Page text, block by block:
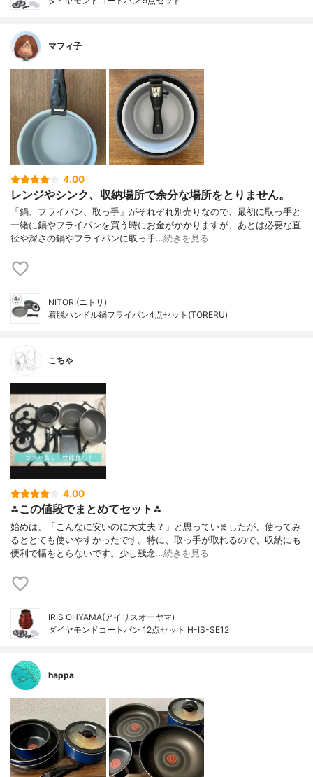
マフィ子
4.00
レンジやシンク、収納場所で余分な場所をとりません。
「鍋、フライパン、取っ手」がそれぞれ別売りなので、最初に取っ手と
一緒に鍋やフライパンを買う時にお金がかかりますが、あとは必要な直
径や深さの鍋やフライパンに取っ手…続きを見る
NITORI(ニトリ)
着脱ハンドル鍋フライパン4点セット(TORERU)
こちゃ
4.00
⁂この値段でまとめてセット⁂
始めは、「こんなに安いのに大丈夫？」と思っていましたが、使ってみ
るととても使いやすかったです。特に、取っ手が取れるので、収納にも
便利で幅をとらないです。少し残念…続きを見る
IRIS OHYAMA(アイリスオーヤマ)
ダイヤモンドコートパン 12点セット H-IS-SE12
happa